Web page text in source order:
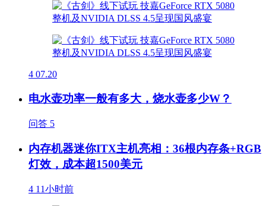
4 07.20
电水壶功率一般有多大，烧水壶多少W？
问答 5
内存机器迷你ITX主机亮相：36根内存条+RGB
灯效，成本超1500美元
4 11小时前